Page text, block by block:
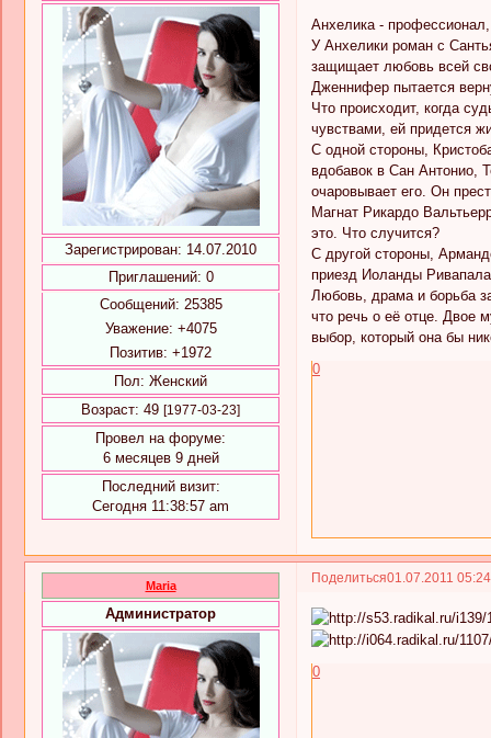
Зарегистрирован: 14.07.2010
Приглашений: 0
Сообщений: 25385
Уважение: +4075
Позитив: +1972
Пол: Женский
Возраст: 49 [1977-03-23]
Провел на форуме:
6 месяцев 9 дней
Последний визит:
Сегодня 11:38:57 am
Анхелика -
У Анхелики роман с
защищает любовь всей
Дженнифер пытается
Что происходит, когда
чувствами, ей придется
С одной стороны,
вдобавок в Сан Антонио,
очаровывает его. Он
Магнат Рикардо
это. Что случится?
С другой стороны,
приезд Иоланды
Любовь, драма и борьба
что речь о её отце. Двое
выбор, который она бы
0
Поделиться01.07.2011
Maria
Администратор
0